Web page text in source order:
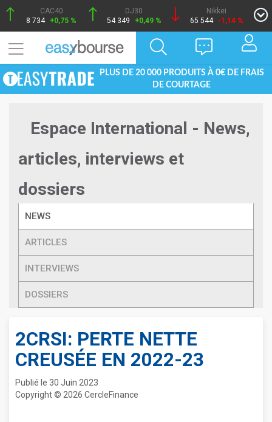
CAC40
8 734 +0,75 %
DJ30
54 349
+0,49 %
Nikkei
65 544 -1,14 %
PLUS DE 20 000 PRODUITS À 0€ DE FRAIS
DE COURTAGE
Espace International - News,
articles, interviews et
dossiers
NEWS
ARTICLES
INTERVIEWS
DOSSIERS
2CRSI: PERTE NETTE
CREUSÉE EN 2022-23
Publié le 30 Juin 2023
Copyright © 2026 CercleFinance